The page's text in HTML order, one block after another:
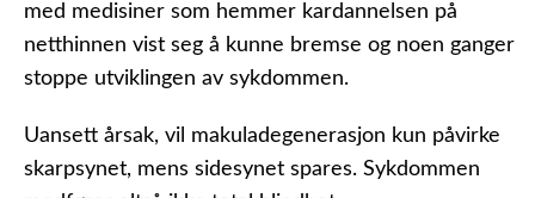
med medisiner som hemmer kardannelsen på
netthinnen vist seg å kunne bremse og noen ganger
stoppe utviklingen av sykdommen.
Uansett årsak, vil makuladegenerasjon kun påvirke
skarpsynet, mens sidesynet spares. Sykdommen